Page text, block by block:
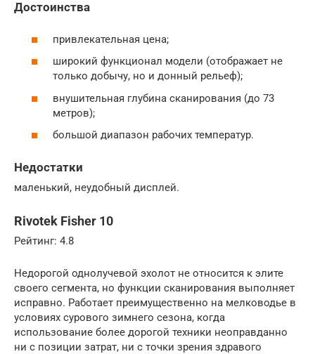
Достоинства
привлекательная цена;
широкий функционал модели (отображает не
только добычу, но и донный рельеф);
внушительная глубина сканирования (до 73
метров);
большой диапазон рабочих температур.
Недостатки
маленький, неудобный дисплей.
Rivotek Fisher 10
Рейтинг: 4.8
Недорогой однолучевой эхолот не относится к элите
своего сегмента, но функции сканирования выполняет
исправно. Работает преимущественно на мелководье в
условиях сурового зимнего сезона, когда
использование более дорогой техники неоправданно
ни с позиции затрат, ни с точки зрения здравого